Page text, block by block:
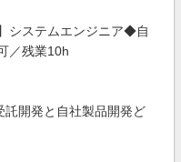
システムエンジニア◆自
／残業10h
託開発と自社製品開発ど